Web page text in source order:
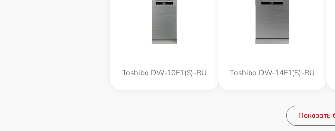
Toshiba DW-10F1(S)-RU Toshiba DW-14F1(S)-RU
Показать